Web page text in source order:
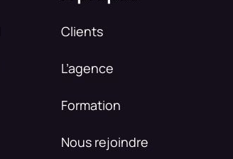
Clients
L’agence
Formation
Nous rejoindre